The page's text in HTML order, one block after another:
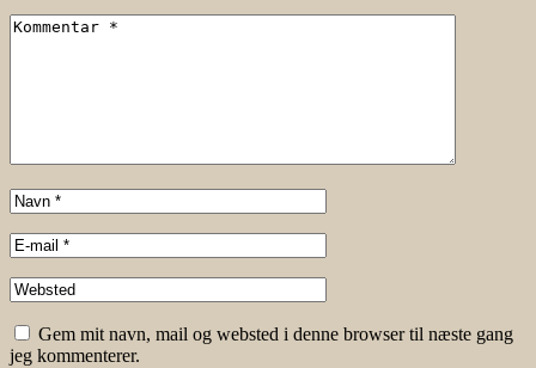
Gem mit navn, mail og websted i denne browser til næste gang
jeg kommenterer.